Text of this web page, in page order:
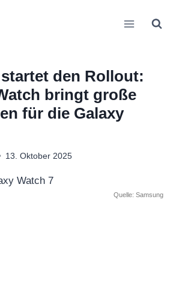
den Rollout:
bringt große
für die Galaxy
13. Oktober 2025
Quelle: Samsung